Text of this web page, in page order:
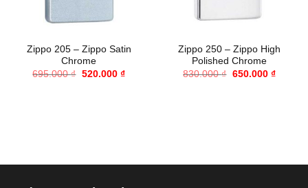
Zippo 205 – Zippo Satin
Chrome
695.000₫ Giá
520.000 ₫Giá
Zippo 250 – Zippo High
Polished Chrome
830.000₫ Giá
650.000 ₫Giá